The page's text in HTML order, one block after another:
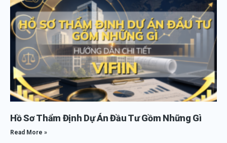
Hồ Sơ Thẩm Định Dự Án Đầu Tư Gồm Những Gì
Read More »